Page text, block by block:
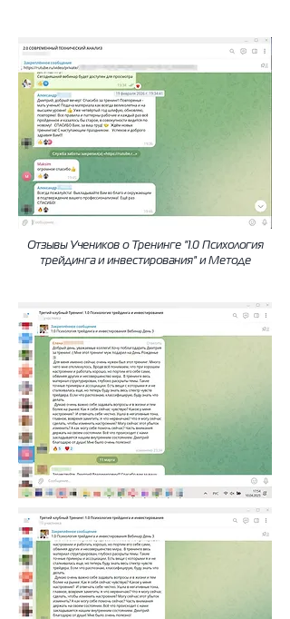
Отзывы Учеников о Тренинге "1.0 Психология
трейдинга и инвестирования" и Методе